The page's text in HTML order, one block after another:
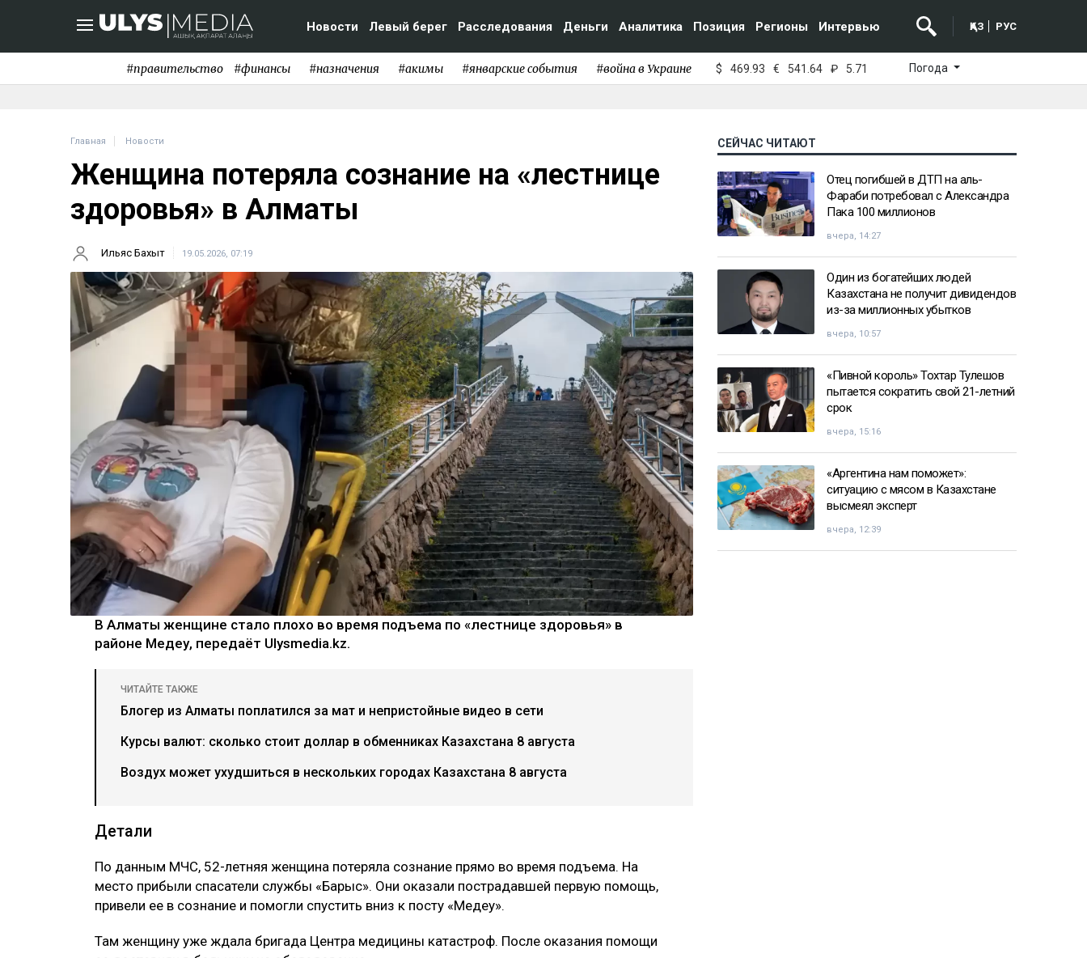
Новости Левый берег Расследования Деньги Аналитика Позиция Регионы Интервью ҚАЗ РУС
#правительство #финансы #назначения #акимы #январские события #война в Украине $ 469.93 € 541.64 ₽ 5.71 Погода
Главная Новости
Женщина потеряла сознание на «лестнице
здоровья» в Алматы
Ильяс Бахыт 19.05.2026, 07:19
В Алматы женщине стало плохо во время подъема по «лестнице здоровья» в
районе Медеу, передаёт Ulysmedia.kz.
ЧИТАЙТЕ ТАКЖЕ
Блогер из Алматы поплатился за мат и непристойные видео в сети
Курсы валют: сколько стоит доллар в обменниках Казахстана 8 августа
Воздух может ухудшиться в нескольких городах Казахстана 8 августа
Детали
По данным МЧС, 52-летняя женщина потеряла сознание прямо во время подъема. На
место прибыли спасатели службы «Барыс». Они оказали пострадавшей первую помощь,
привели ее в сознание и помогли спустить вниз к посту «Медеу».
Там женщину уже ждала бригада Центра медицины катастроф. После оказания помощи
СЕЙЧАС ЧИТАЮТ
Отец погибшей в ДТП на аль-
Фараби потребовал с Александра
Пака 100 миллионов
вчера, 14:27
Один из богатейших людей
Казахстана не получит дивидендов
из-за миллионных убытков
вчера, 10:57
«Пивной король» Тохтар Тулешов
пытается сократить свой 21-летний
срок
вчера, 15:16
«Аргентина нам поможет»:
ситуацию с мясом в Казахстане
высмеял эксперт
вчера, 12:39